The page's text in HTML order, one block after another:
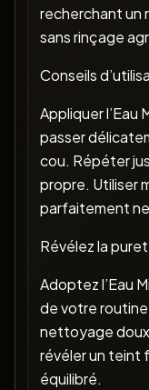
recherchant
sans rinçage
Conseils
Appliquer l’Eau
passer
cou. Répéter
propre. Utiliser
parfaitement
Révélez la
Adoptez l’Eau
de votre
nettoyage
révéler un teint
équilibré.